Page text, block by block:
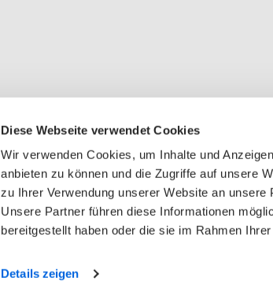
Diese Webseite verwendet Cookies
Wir verwenden Cookies, um Inhalte und
anbieten zu können und die Zugriffe auf unsere
zu Ihrer Verwendung unserer Website an
Unsere Partner führen diese Informationen
bereitgestellt haben oder die sie im Rahmen
Details zeigen